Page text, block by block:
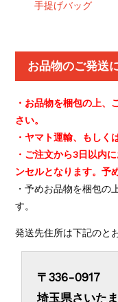
手提げバッグ
お品物のご発送
・お品物を梱包の上、
さい。
・ヤマト運輸、もしく
・ご注文から3日以内
ンセルとなります。予
・予めお品物を梱包の
す。
発送先住所は下記のと
〒336-0917
埼玉県さいた